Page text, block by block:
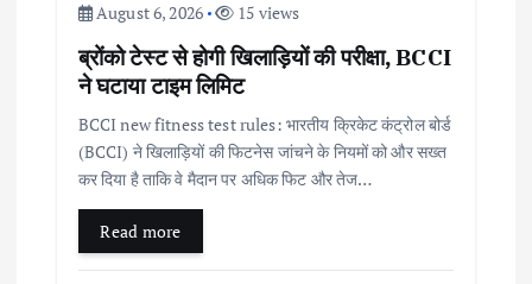
August 6, 2026
15 views
ब्रोंको टेस्ट से होगी खिलाड़ियों की परीक्षा, BCCI
ने घटाया टाइम लिमिट
BCCI new fitness test rules: भारतीय क्रिकेट कंट्रोल बोर्ड
(BCCI) ने खिलाड़ियों की फिटनेस जांचने के नियमों को और सख्त
कर दिया है ताकि वे मैदान पर अधिक फिट और तेज…
Read more